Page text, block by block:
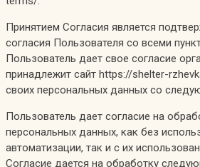
Принятием Согласия является
согласия Пользователя со всеми
Пользователь дает свое согласие
принадлежит сайт https://shelter-
своих персональных данных со
Пользователь дает согласие на
персональных данных, как без
автоматизации, так и с их
Согласие дается на обработку